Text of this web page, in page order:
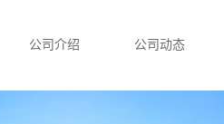
公司介绍 公司动态